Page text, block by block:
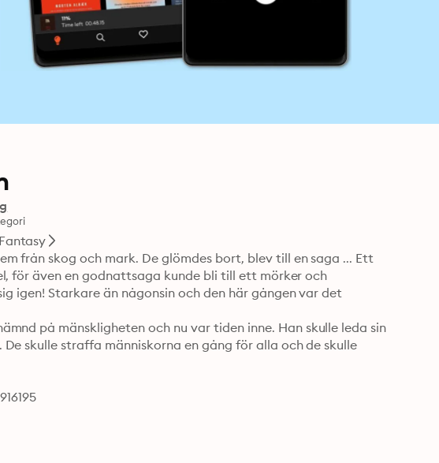
Fantasy
från skog och mark. De glömdes bort, blev till en saga ... Ett
för även en godnattsaga kunde bli till ett mörker och
igen! Starkare än någonsin och den här gången var det
på mänskligheten och nu var tiden inne. Han skulle leda sin
skulle straffa människorna en gång för alla och de skulle